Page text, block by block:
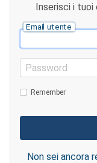
Inserisci i
Email utente
Password
Remember
Non sei ancora